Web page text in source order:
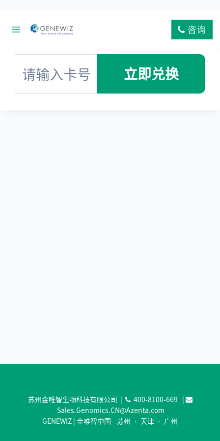
咨询
立即兑换
苏州金唯智生物科技有限公司 | 400-8100-669 |
Sales.Genomics.CN@Azenta.com
GENEWIZ | 金唯智中国 苏州 • 天津 • 广州